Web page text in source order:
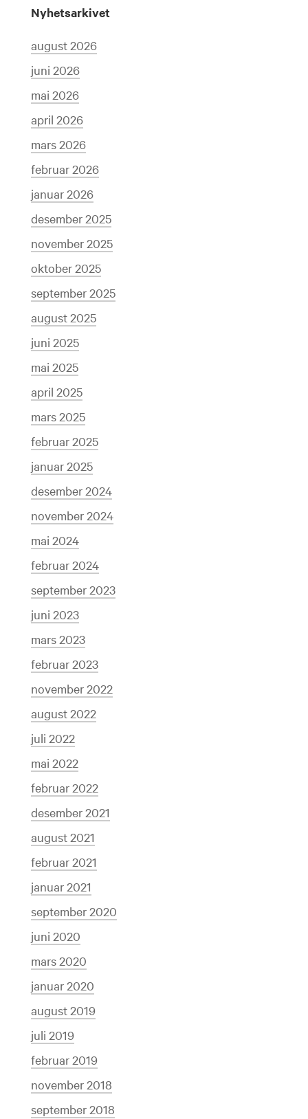
Nyhetsarkivet
august 2026
juni 2026
mai 2026
april 2026
mars 2026
februar 2026
januar 2026
desember 2025
november 2025
oktober 2025
september 2025
august 2025
juni 2025
mai 2025
april 2025
mars 2025
februar 2025
januar 2025
desember 2024
november 2024
mai 2024
februar 2024
september 2023
juni 2023
mars 2023
februar 2023
november 2022
august 2022
juli 2022
mai 2022
februar 2022
desember 2021
august 2021
februar 2021
januar 2021
september 2020
juni 2020
mars 2020
januar 2020
august 2019
juli 2019
februar 2019
november 2018
september 2018